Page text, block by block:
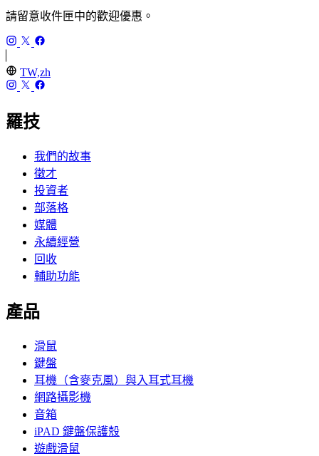
請留意收件匣中的歡迎優惠。
TW,zh
羅技
我們的故事
徵才
投資者
部落格
媒體
永續經營
回收
輔助功能
產品
滑鼠
鍵盤
耳機（含麥克風）與入耳式耳機
網路攝影機
音箱
iPAD 鍵盤保護殼
遊戲滑鼠